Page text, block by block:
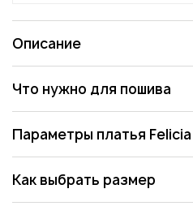
Описание
Что нужно для пошива
Параметры платья Felicia
Как выбрать размер